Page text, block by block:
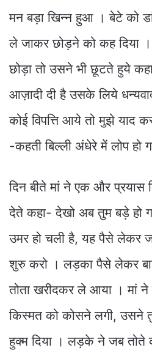
मन बड़ा खिन्न हुआ । बेटे को
ले जाकर छोड़ने को कह दिया
छोड़ा तो उसने भी छूटते हुये
आज़ादी दी है उसके लिये
कोई विपत्ति आये तो मुझे याद
-कहती बिल्ली अंधेरे में लोप हो
दिन बीते मां ने एक और प्रयास
देते कहा- देखो अब तुम बड़े हो
उमर हो चली है, यह पैसे
शुरु करो । लड़का पैसे लेकर
तोता खरीदकर ले आया । मां ने
किस्मत को कोसने लगी, उसने
हुक्म दिया । लड़के ने जब तोते